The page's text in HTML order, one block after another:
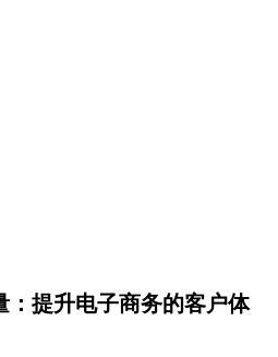
：提升电子商务的客户体